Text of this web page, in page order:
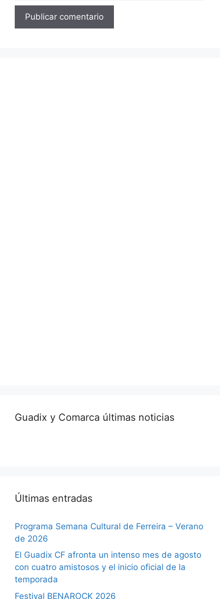
Guadix y Comarca últimas noticias
Últimas entradas
Programa Semana Cultural de Ferreira – Verano
de 2026
El Guadix CF afronta un intenso mes de agosto
con cuatro amistosos y el inicio oficial de la
temporada
Festival BENAROCK 2026